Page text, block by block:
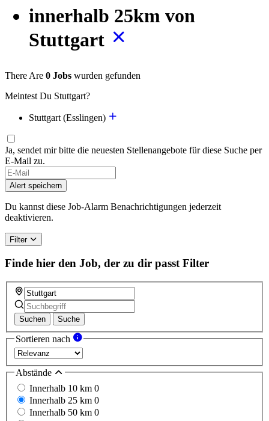
innerhalb 25km von
Stuttgart
There Are 0 Jobs wurden gefunden
Meintest Du Stuttgart?
Stuttgart (Esslingen)
Ja, sendet mir bitte die neuesten Stellenangebote für diese Suche per
E-Mail zu.
Alert speichern
Du kannst diese Job-Alarm Benachrichtigungen jederzeit
deaktivieren.
Filter
Finde hier den Job, der zu dir passt Filter
Suchen Suche
Sortieren nach
Abstände
Innerhalb 10 km 0
Innerhalb 25 km 0
Innerhalb 50 km 0